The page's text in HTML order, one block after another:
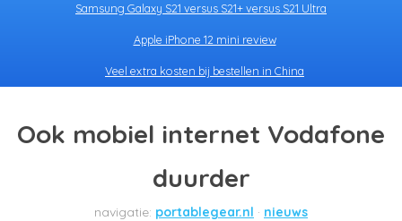
Samsung Galaxy S21 versus S21+ versus S21 Ultra
Apple iPhone 12 mini review
Veel extra kosten bij bestellen in China
Ook mobiel internet Vodafone
duurder
portablegear.nl nieuws